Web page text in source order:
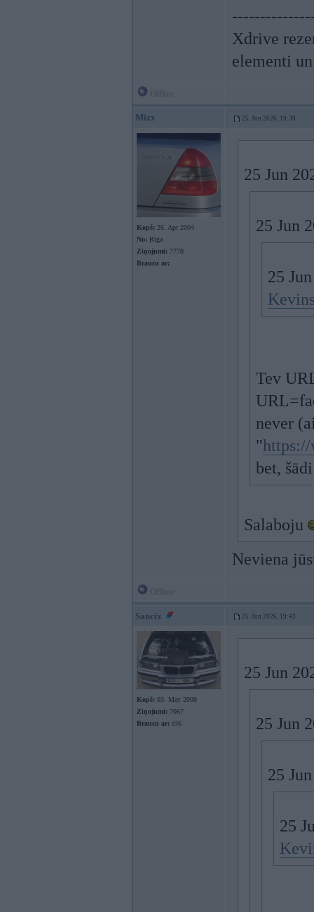
Xdrive
elementi
Mizx 25. Jun 2026, 19:39
Kopš: 26. Apr 2004
No: Rīga
Ziņojumi: 7778
Braucu ar:
25 Jun
25 Jun
25
Tev
never
"
bet,
Salaboju
Neviena
Sancix 25. Jun 2026, 19:43
Kopš: 03. May 2008
Ziņojumi: 7067
Braucu ar: e36
25 Jun
25 Jun
25
25